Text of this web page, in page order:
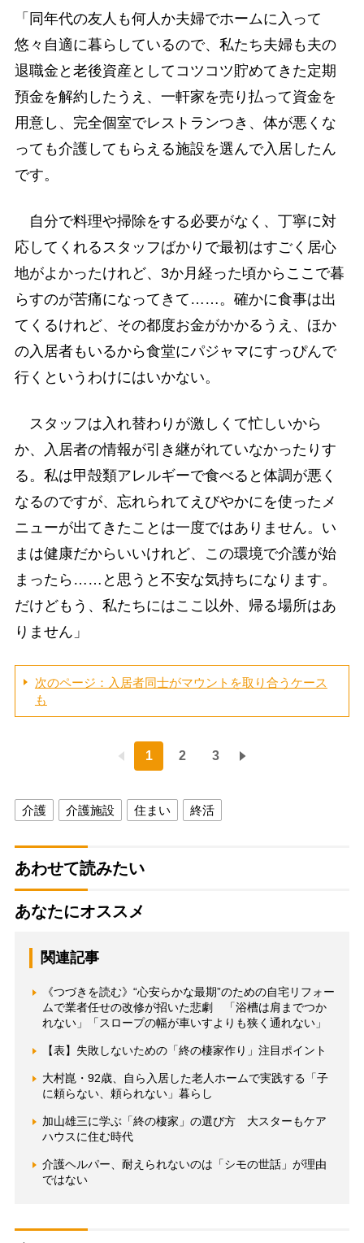
「同年代の友人も何人か夫婦でホームに入って
悠々自適に暮らしているので、私たち夫婦も夫の
退職金と老後資産としてコツコツ貯めてきた定期
預金を解約したうえ、一軒家を売り払って資金を
用意し、完全個室でレストランつき、体が悪くな
っても介護してもらえる施設を選んで入居したん
です。
自分で料理や掃除をする必要がなく、丁寧に対
応してくれるスタッフばかりで最初はすごく居心
地がよかったけれど、3か月経った頃からここで暮
らすのが苦痛になってきて……。確かに食事は出
てくるけれど、その都度お金がかかるうえ、ほか
の入居者もいるから食堂にパジャマにすっぴんで
行くというわけにはいかない。
スタッフは入れ替わりが激しくて忙しいから
か、入居者の情報が引き継がれていなかったりす
る。私は甲殻類アレルギーで食べると体調が悪く
なるのですが、忘れられてえびやかにを使ったメ
ニューが出てきたことは一度ではありません。い
まは健康だからいいけれど、この環境で介護が始
まったら……と思うと不安な気持ちになります。
だけどもう、私たちにはここ以外、帰る場所はあ
りません」
次のページ：入居者同士がマウントを取り合うケース
も
1 2 3
介護 介護施設 住まい 終活
あわせて読みたい
あなたにオススメ
関連記事
《つづきを読む》“心安らかな最期”のための自宅リフォー
ムで業者任せの改修が招いた悲劇 「浴槽は肩までつか
れない」「スロープの幅が車いすよりも狭く通れない」
【表】失敗しないための「終の棲家作り」注目ポイント
大村崑・92歳、自ら入居した老人ホームで実践する「子
に頼らない、頼られない」暮らし
加山雄三に学ぶ「終の棲家」の選び方 大スターもケア
ハウスに住む時代
介護ヘルパー、耐えられないのは「シモの世話」が理由
ではない